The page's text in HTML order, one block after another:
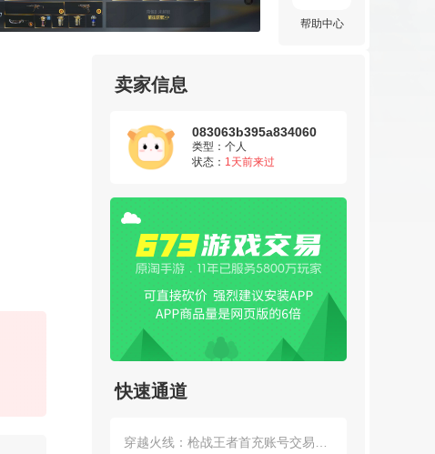
帮助中心
卖家信息
083063b395a834060
类型：个人
状态： 1天前来过
快速通道
穿越火线：枪战王者首充账号交易平